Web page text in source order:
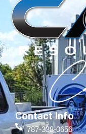
Contact Info
787-338-0656